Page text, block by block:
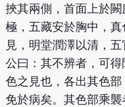
挾其兩側，首面上於
極，五藏安於胸中，
見，明堂潤澤以清，
公曰：其不辨者，可
色之見也，各出其色
免於病矣。其色部乘